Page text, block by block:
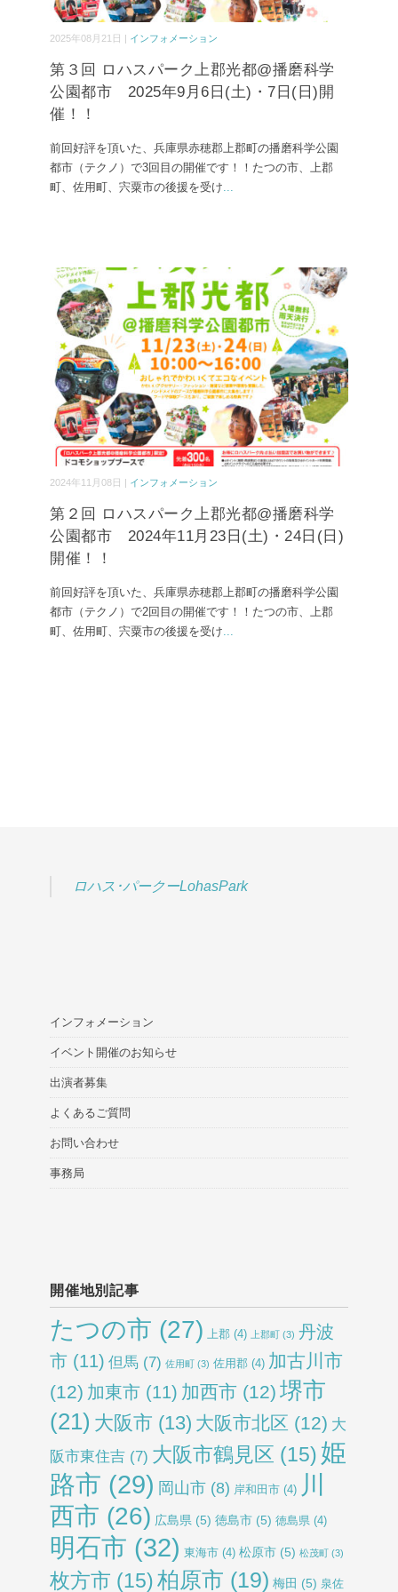
2025年08月21日 | インフォメーション
第３回 ロハスパーク上郡光都@播磨科学
公園都市 2025年9月6日(土)・7日(日)開
催！！
前回好評を頂いた、兵庫県赤穂郡上郡町の播磨科学公園
都市（テクノ）で3回目の開催です！！たつの市、上郡
町、佐用町、宍粟市の後援を受け...
2024年11月08日 | インフォメーション
第２回 ロハスパーク上郡光都@播磨科学
公園都市 2024年11月23日(土)・24日(日)
開催！！
前回好評を頂いた、兵庫県赤穂郡上郡町の播磨科学公園
都市（テクノ）で2回目の開催です！！たつの市、上郡
町、佐用町、宍粟市の後援を受け...
ロハス･パークーLohasPark
インフォメーション
イベント開催のお知らせ
出演者募集
よくあるご質問
お問い合わせ
事務局
開催地別記事
たつの市 (27) 上郡 (4) 上郡町 (3) 丹波
市 (11) 但馬 (7) 佐用町 (3) 佐用郡 (4) 加古川市
(12) 加東市 (11) 加西市 (12) 堺市
(21) 大阪市 (13) 大阪市北区 (12) 大
阪市東住吉 (7) 大阪市鶴見区 (15) 姫
路市 (29) 岡山市 (8) 岸和田市 (4) 川
西市 (26) 広島県 (5) 徳島市 (5) 徳島県 (4)
明石市 (32) 東海市 (4) 松原市 (5) 松茂町 (3)
枚方市 (15)柏原市 (19) 梅田 (5) 泉佐